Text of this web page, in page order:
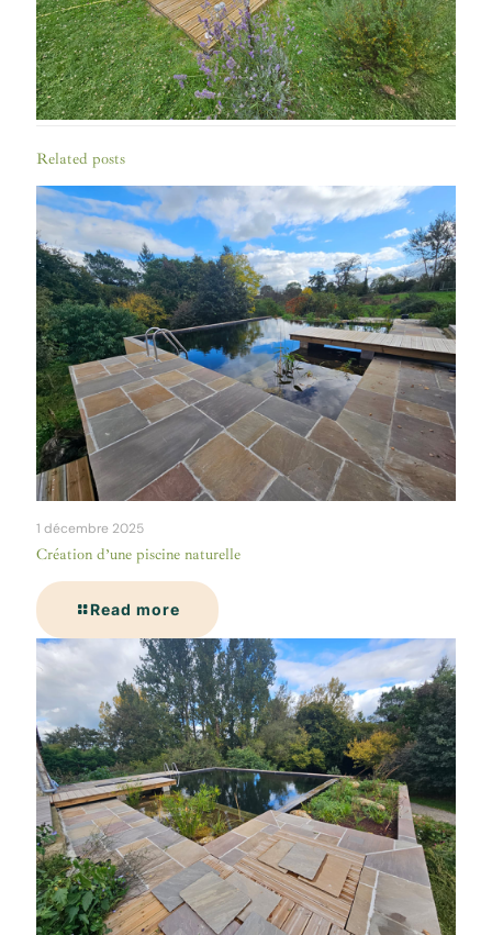
Related posts
1 décembre 2025
Création d’une piscine naturelle
Read more